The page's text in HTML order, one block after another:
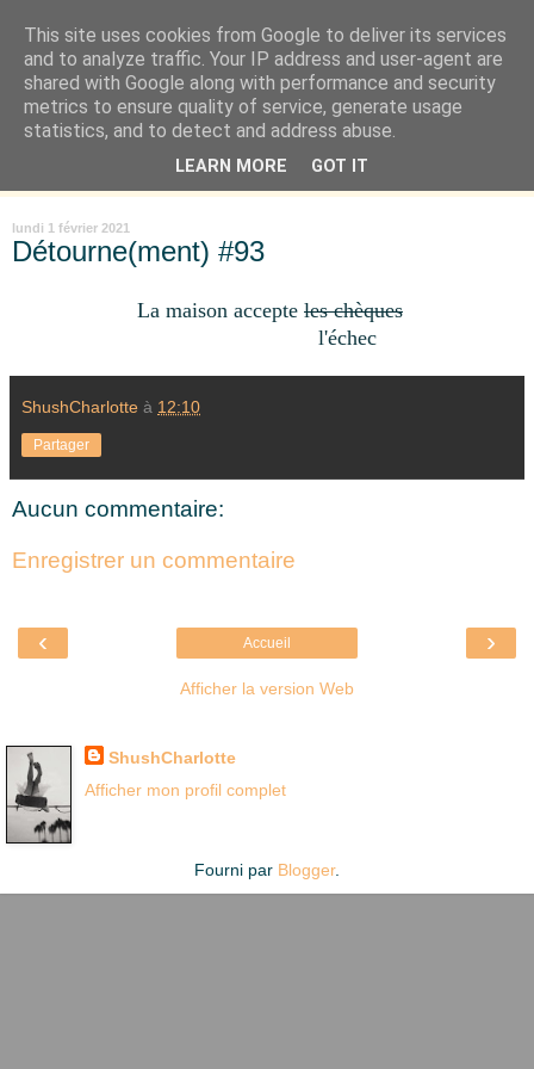
Là où je suis née
"Les temps sont durs pour les rêveurs" mais shush shush,
j'ai le cœur à l'affût et j'ouvre mon carnet de peau. « Soyez
vous-même, tous les autres sont déjà pris. » Oscar Wilde
lundi 1 février 2021
Détourne(ment) #93
La maison accepte les chèques
l'échec
ShushCharlotte à 12:10
Partager
Aucun commentaire:
Enregistrer un commentaire
‹ ›
Accueil
Afficher la version Web
ShushCharlotte
Afficher mon profil complet
Fourni par Blogger.
This site uses cookies from Google to deliver its services
and to analyze traffic. Your IP address and user-agent are
shared with Google along with performance and security
metrics to ensure quality of service, generate usage
statistics, and to detect and address abuse.
LEARN MORE GOT IT